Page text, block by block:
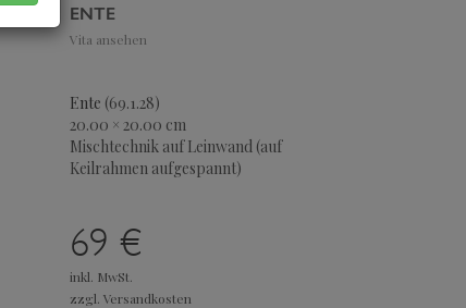
ENTE
Vita ansehen
Ente (69.1.28)
20.00 × 20.00 cm
Mischtechnik auf Leinwand (auf
Keilrahmen aufgespannt)
69 €
inkl. MwSt.
zzgl. Versandkosten